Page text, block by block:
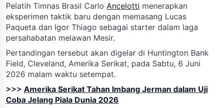
Pelatih Timnas Brasil Carlo Ancelotti menerapkan
eksperimen taktik baru dengan memasang Lucas
Paqueta dan Igor Thiago sebagai starter dalam laga
persahabatan melawan Mesir.
Pertandingan tersebut akan digelar di Huntington Bank
Field, Cleveland, Amerika Serikat, pada Sabtu, 6 Juni
2026 malam waktu setempat.
>>> Amerika Serikat Tahan Imbang Jerman dalam Uji
Coba Jelang Piala Dunia 2026